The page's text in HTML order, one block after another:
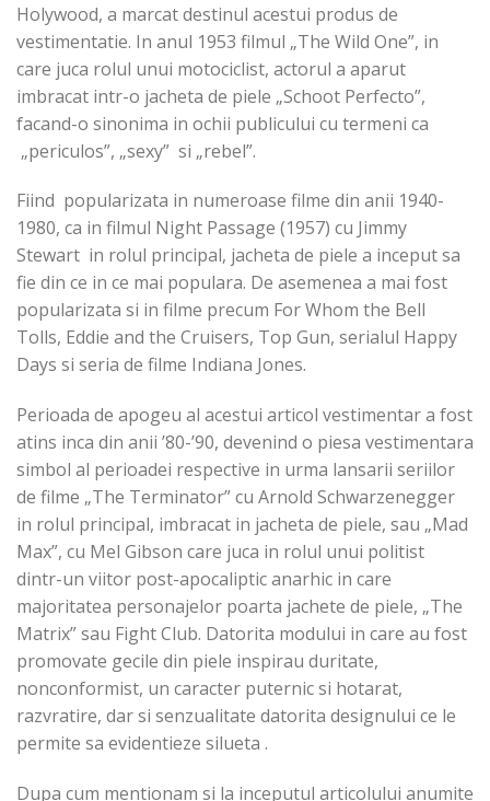
Holywood, a marcat destinul acestui produs de
vestimentatie. In anul 1953 filmul „The Wild One”, in
care juca rolul unui motociclist, actorul a aparut
imbracat intr-o jacheta de piele „Schoot Perfecto”,
facand-o sinonima in ochii publicului cu termeni ca
„periculos”, „sexy” si „rebel”.
Fiind popularizata in numeroase filme din anii 1940-
1980, ca in filmul Night Passage (1957) cu Jimmy
Stewart in rolul principal, jacheta de piele a inceput sa
fie din ce in ce mai populara. De asemenea a mai fost
popularizata si in filme precum For Whom the Bell
Tolls, Eddie and the Cruisers, Top Gun, serialul Happy
Days si seria de filme Indiana Jones.
Perioada de apogeu al acestui articol vestimentar a fost
atins inca din anii ’80-’90, devenind o piesa vestimentara
simbol al perioadei respective in urma lansarii seriilor
de filme „The Terminator” cu Arnold Schwarzenegger
in rolul principal, imbracat in jacheta de piele, sau „Mad
Max”, cu Mel Gibson care juca in rolul unui politist
dintr-un viitor post-apocaliptic anarhic in care
majoritatea personajelor poarta jachete de piele, „The
Matrix” sau Fight Club. Datorita modului in care au fost
promovate gecile din piele inspirau duritate,
nonconformist, un caracter puternic si hotarat,
razvratire, dar si senzualitate datorita designului ce le
permite sa evidentieze silueta .
Dupa cum mentionam si la inceputul articolului anumite